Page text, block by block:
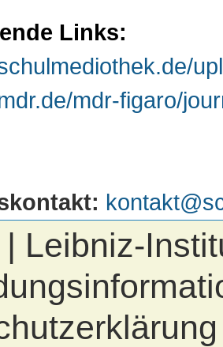
Links:
mdr-figaro/
Leibniz-